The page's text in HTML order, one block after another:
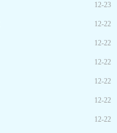
12-23
12-22
12-22
12-22
12-22
12-22
12-22